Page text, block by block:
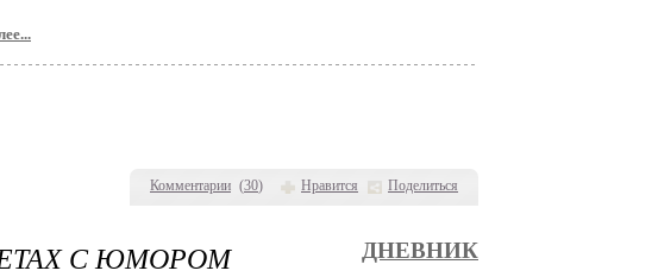
Комментарии (30) Нравится Поделиться
С ЮМОРОМ ДНЕВНИК